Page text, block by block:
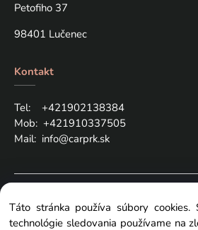
Petofiho 37
98401 Lučenec
Kontakt
Tel: +421902138384
Mob: +421910337505
Mail: info@carprk.sk
Táto stránka používa súbory cookies.
technológie sledovania používame na